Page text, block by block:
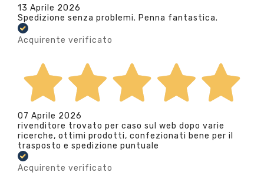
13 Aprile 2026
Spedizione senza problemi. Penna fantastica.
Acquirente verificato
07 Aprile 2026
rivenditore trovato per caso sul web dopo varie
ricerche, ottimi prodotti, confezionati bene per il
trasposto e spedizione puntuale
Acquirente verificato